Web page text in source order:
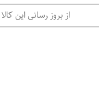
ت
ه
از بروز رسانی این